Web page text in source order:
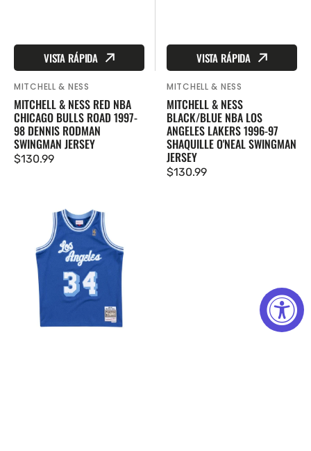
VISTA RÁPIDA
Proveedor:
MITCHELL & NESS
MITCHELL & NESS RED NBA
CHICAGO BULLS ROAD 1997-
98 DENNIS RODMAN
SWINGMAN JERSEY
Precio
$130.99
VISTA RÁPIDA
Proveedor:
MITCHELL & NESS
MITCHELL & NESS
BLACK/BLUE NBA LOS
ANGELES LAKERS 1996-97
SHAQUILLE O'NEAL SWINGMAN
JERSEY
Precio
$130.99
Mitchell
Blue
Angeles
Lakers